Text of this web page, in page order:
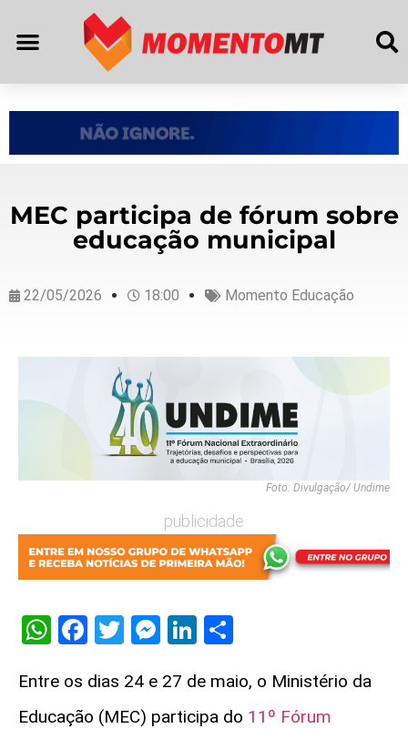
MEC participa de fórum sobre
educação municipal
22/05/2026 18:00 Momento Educação
Foto: Divulgação/ Undime
publicidade
WhatsApp
Facebook
Twitter
Messenger
LinkedIn
Entre os dias 24 e 27 de maio, o Ministério da
Educação (MEC) participa do 11º Fórum